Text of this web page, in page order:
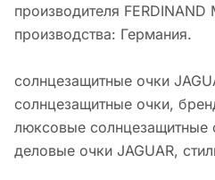
производителя
производства: Германия.
солнцезащитные очки
солнцезащитные очки,
люксовые солнцезащитные
деловые очки JAGUAR,